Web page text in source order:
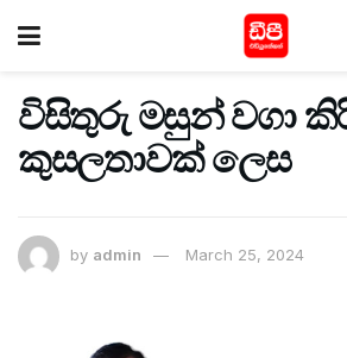
විසිතුරු මසුන් වගා
කුසලතාවක් ලෙස
by admin March 25, 2024